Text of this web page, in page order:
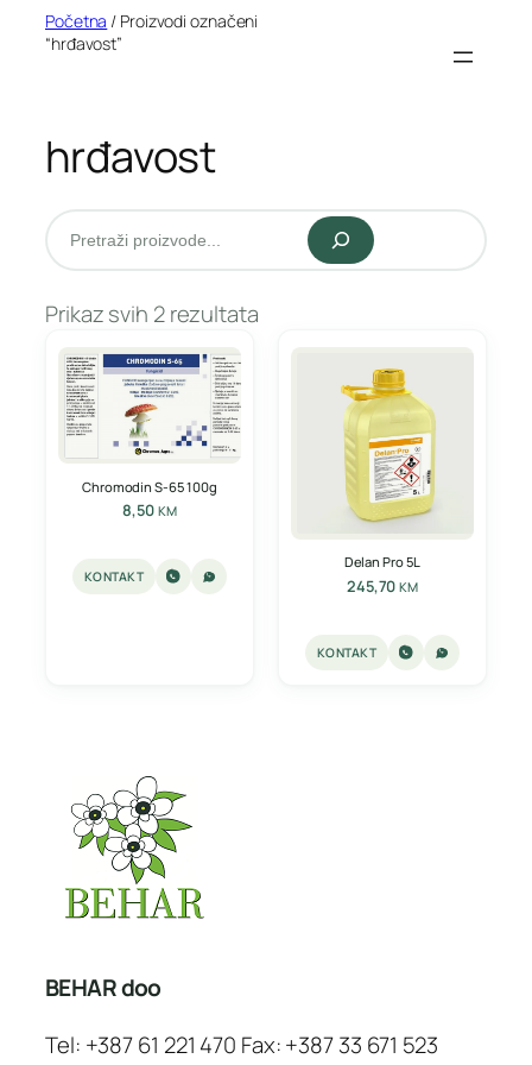
Početna / Proizvodi označeni
“hrđavost”
hrđavost
Pretraži
Prikaz svih 2 rezultata
Chromodin S-65 100g
8,50 KM
KONTAKT
Delan Pro 5L
245,70KM
KONTAKT
BEHAR doo
Tel: +387 61 221 470 Fax: +387 33 671 523